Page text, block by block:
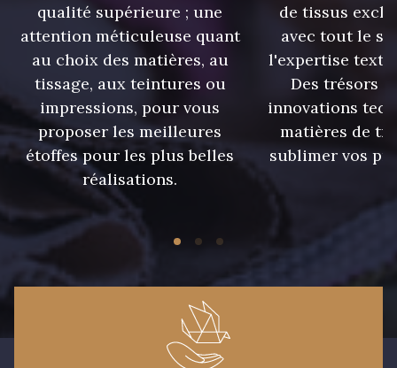
8989 - Chocolat
1455 - Or Clair
5968 - Vert bouteille
5727 - Vert du soir
qualité supérieure ; une
attention méticuleuse quant
au choix des matières, au
tissage, aux teintures ou
impressions, pour vous
proposer les meilleures
étoffes pour les plus belles
réalisations.
de tissus
avec tout le
l'expertise
Des trésors
innovations
matières de
sublimer vos